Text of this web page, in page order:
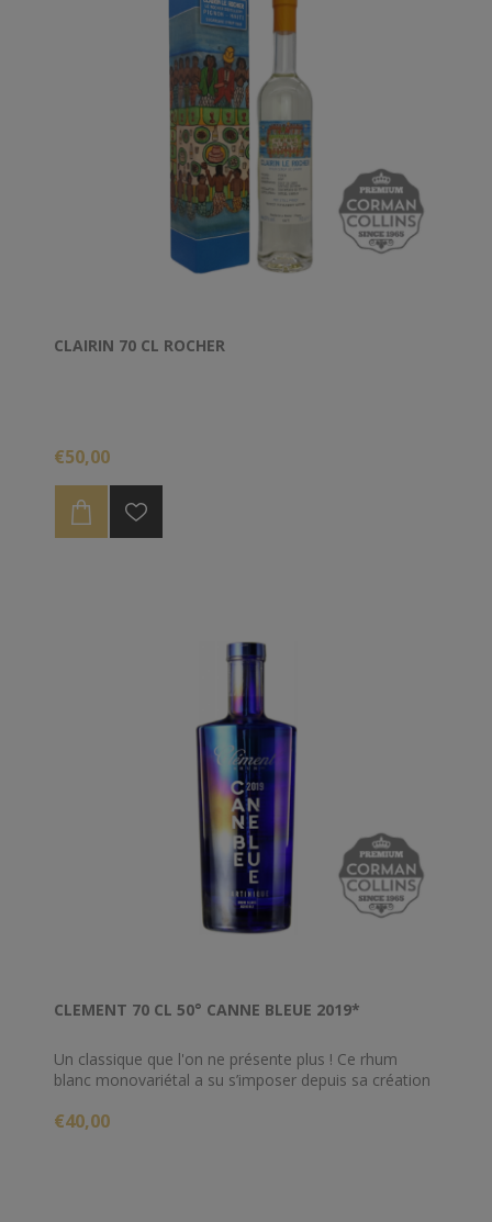
CLAIRIN 70 CL ROCHER
€50,00
CLEMENT 70 CL 50° CANNE BLEUE 2019*
Un classique que l'on ne présente plus ! Ce rhum
blanc monovariétal a su s’imposer depuis sa création
produits. Distillé à partir de la variété la plus
€40,00